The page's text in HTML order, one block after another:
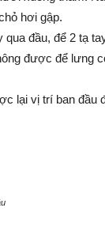
hơi gập.
qua đầu, để 2 tạ
được để lưng
lại vị trí ban đầu